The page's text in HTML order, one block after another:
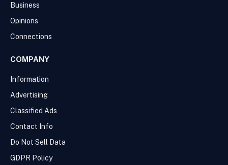
Business
Opinions
Connections
COMPANY
Information
Advertising
Classified Ads
Contact Info
Do Not Sell Data
GDPR Policy